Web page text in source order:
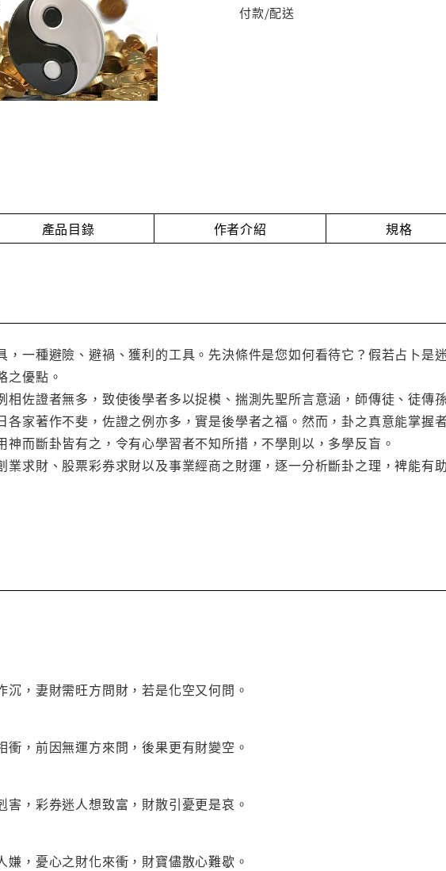
付款/配送
產品目錄 作者介紹 規格
，一種避險、避禍、獲利的工具。先決條件是您如何看待它？假若占卜是
之優點。
相佐證者無多，致使後學者多以捉模、揣測先聖所言意涵，師傳徒、徒傳
各家著作不斐，佐證之例亦多，實是後學者之福。然而，卦之真意能掌握
神而斷卦皆有之，令有心學習者不知所措，不學則以，多學反盲。
業求財、股票彩券求財以及事業經商之財運，逐一分析斷卦之理，裨能有
，妻財需旺方問財，若是化空又何問。
，前因無運方來問，後果更有財變空。
，彩券迷人想致富，財散引憂更是哀。
，憂心之財化來衝，財寶儘散心難歇。